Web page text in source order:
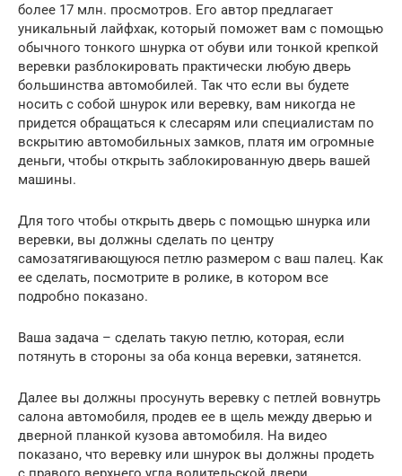
более 17 млн. просмотров. Его автор предлагает
уникальный лайфхак, который поможет вам с помощью
обычного тонкого шнурка от обуви или тонкой крепкой
веревки разблокировать практически любую дверь
большинства автомобилей. Так что если вы будете
носить с собой шнурок или веревку, вам никогда не
придется обращаться к слесарям или специалистам по
вскрытию автомобильных замков, платя им огромные
деньги, чтобы открыть заблокированную дверь вашей
машины.
Для того чтобы открыть дверь с помощью шнурка или
веревки, вы должны сделать по центру
самозатягивающуюся петлю размером с ваш палец. Как
ее сделать, посмотрите в ролике, в котором все
подробно показано.
Ваша задача – сделать такую петлю, которая, если
потянуть в стороны за оба конца веревки, затянется.
Далее вы должны просунуть веревку с петлей вовнутрь
салона автомобиля, продев ее в щель между дверью и
дверной планкой кузова автомобиля. На видео
показано, что веревку или шнурок вы должны продеть